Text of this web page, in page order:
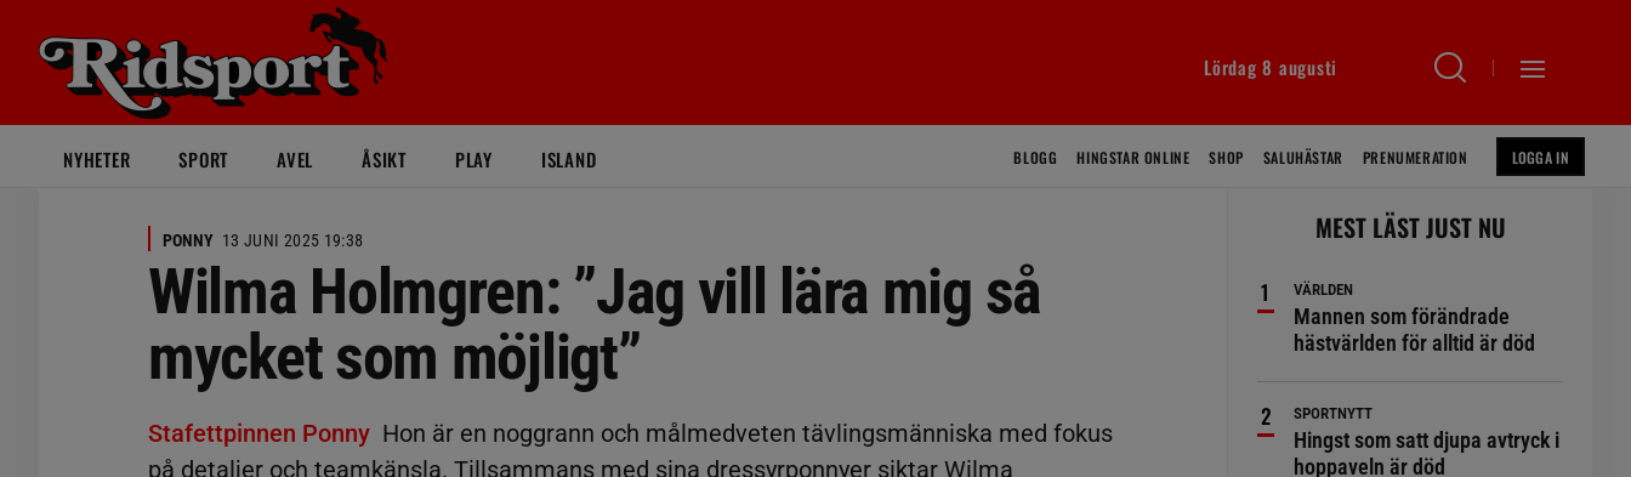
Lördag 8 augusti
NYHETER SPORT AVEL ÅSIKT PLAY ISLAND BLOGG HINGSTAR ONLINE SHOP SALUHÄSTAR PRENUMERATION LOGGA IN
PONNY 13 JUNI 2025 19:38
Wilma Holmgren: ”Jag vill lära mig så
mycket som möjligt”
Stafettpinnen Ponny Hon är en noggrann och målmedveten tävlingsmänniska med fokus
på detaljer och teamkänsla. Tillsammans med sina dressyrponnyer siktar Wilma
MEST LÄST JUST NU
VÄRLDEN
Mannen som förändrade
hästvärlden för alltid är död
SPORTNYTT
Hingst som satt djupa avtryck i
hoppaveln är död